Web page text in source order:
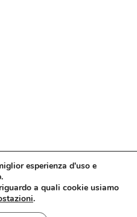
esperienza d'uso e
a quali cookie usiamo
.